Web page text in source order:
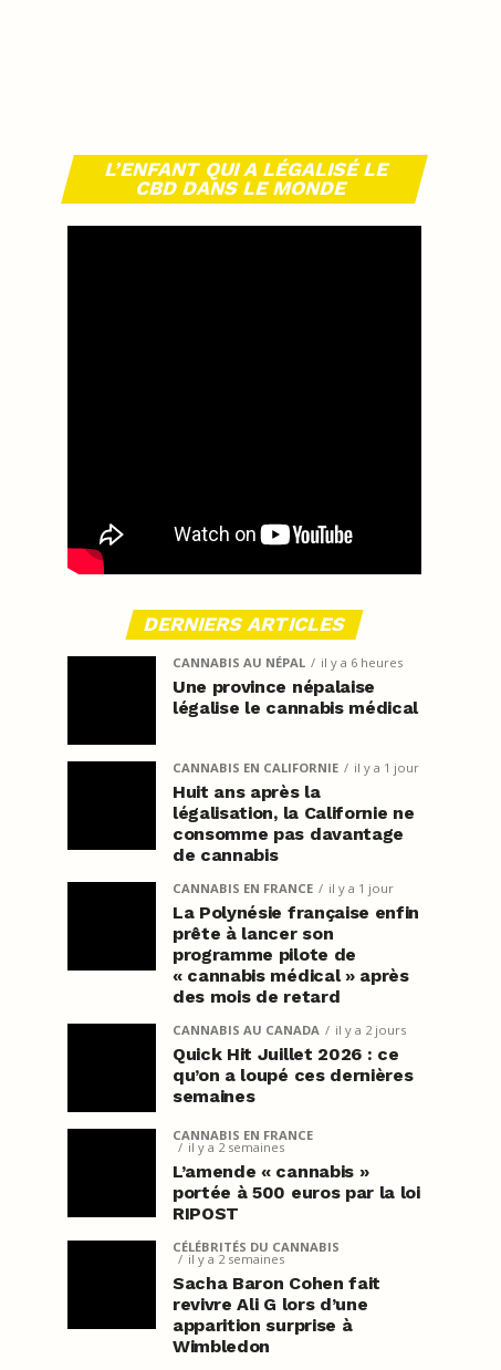
L’ENFANT QUI A LÉGALISÉ LE
CBD DANS LE MONDE
DERNIERS ARTICLES
CANNABIS AU NÉPAL il y a 6 heures
Une province népalaise
légalise le cannabis médical
CANNABIS EN CALIFORNIE il y a 1 jour
Huit ans après la
légalisation, la Californie ne
consomme pas davantage
de cannabis
CANNABIS EN FRANCE il y a 1 jour
La Polynésie française enfin
prête à lancer son
programme pilote de
« cannabis médical » après
des mois de retard
CANNABIS AU CANADA il y a 2 jours
Quick Hit Juillet 2026 : ce
qu’on a loupé ces dernières
semaines
CANNABIS EN FRANCE
il y a 2 semaines
L’amende « cannabis »
portée à 500 euros par la loi
RIPOST
CÉLÉBRITÉS DU CANNABIS
il y a 2 semaines
Sacha Baron Cohen fait
revivre Ali G lors d’une
apparition surprise à
Wimbledon